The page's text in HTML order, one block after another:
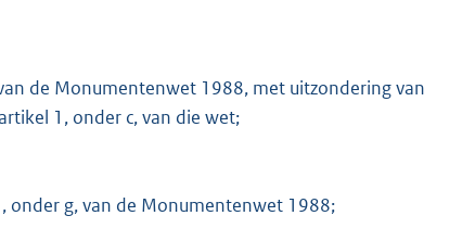
de Monumentenwet 1988, met uitzondering van
1, onder c, van die wet;
onder g, van de Monumentenwet 1988;